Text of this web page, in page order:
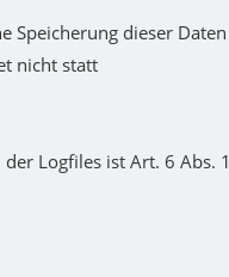
Speicherung dieser Daten
nicht statt
Logfiles ist Art. 6 Abs. 1